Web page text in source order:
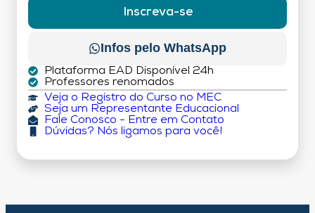
Inscreva-se
Infos pelo WhatsApp
Plataforma EAD Disponível 24h
Professores renomados
Veja o Registro do Curso no MEC
Seja um Representante Educacional
Fale Conosco - Entre em Contato
Dúvidas? Nós ligamos para você!